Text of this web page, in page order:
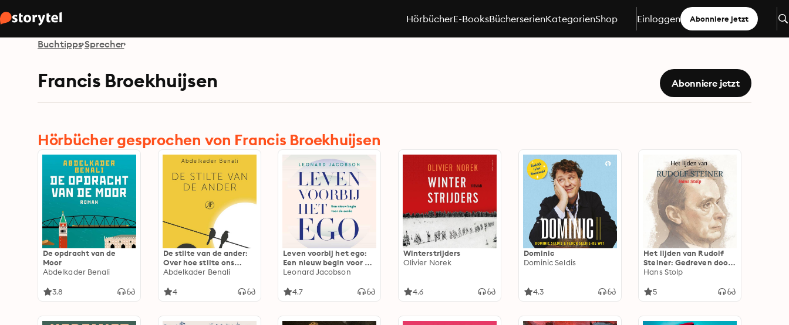
HörbücherE-BooksBücherserienKategorienShop Einloggen Abonniere jetzt
Buchtipps Sprecher
Francis Broekhuijsen Abonniere jetzt
Hörbücher gesprochen von Francis Broekhuijsen
De opdracht van de
Moor
Abdelkader Benali
3.8
De stilte van de ander:
Over hoe stilte ons
overeind houdt
Abdelkader Benali
4
Leven voorbij het ego:
Een nieuw begin voor de
aarde
Leonard Jacobson
4.7
Winterstrijders
Olivier Norek
4.6
Dominic
Dominic Seldis
4.3
Het lijden van Rudolf
Steiner: Gedreven door
liefde
Hans Stolp
5